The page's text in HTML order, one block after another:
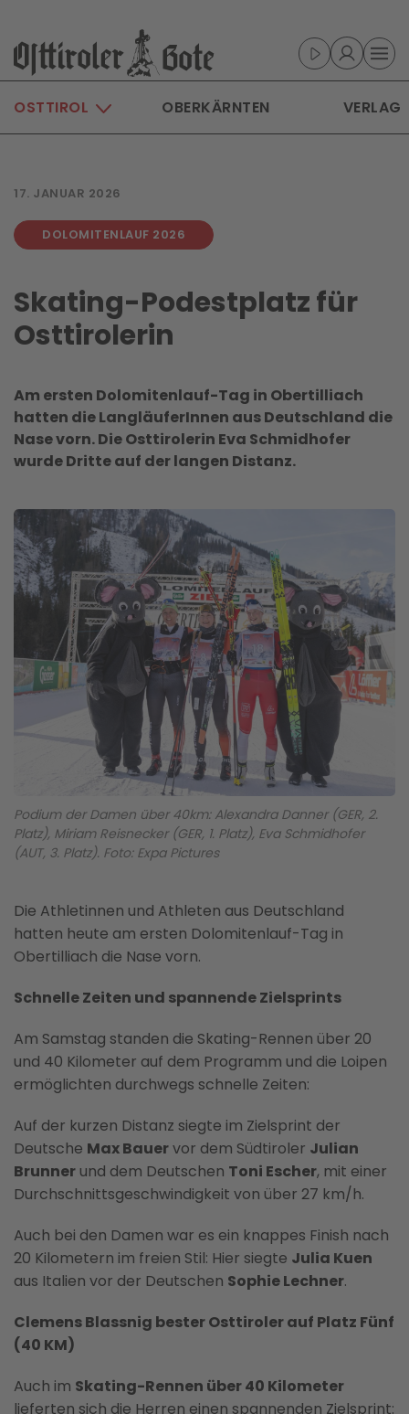
Skip to main content
OSTTIROL OBERKÄRNTEN VERLAG
17. JANUAR 2026
DOLOMITENLAUF 2026
Skating-Podestplatz für
Osttirolerin
Am ersten Dolomitenlauf-Tag in Obertilliach
hatten die LangläuferInnen aus Deutschland die
Nase vorn. Die Osttirolerin Eva Schmidhofer
wurde Dritte auf der langen Distanz.
Podium der Damen über 40km: Alexandra Danner (GER, 2.
Platz), Miriam Reisnecker (GER, 1. Platz), Eva Schmidhofer
(AUT, 3. Platz). Foto: Expa Pictures
Die Athletinnen und Athleten aus Deutschland
hatten heute am ersten Dolomitenlauf-Tag in
Obertilliach die Nase vorn.
Schnelle Zeiten und spannende Zielsprints
Am Samstag standen die Skating-Rennen über 20
und 40 Kilometer auf dem Programm und die Loipen
ermöglichten durchwegs schnelle Zeiten:
Auf der kurzen Distanz siegte im Zielsprint der
Deutsche Max Bauervor dem Südtiroler Julian
Brunner und dem Deutschen Toni Escher, mit einer
Durchschnittsgeschwindigkeit von über 27 km/h.
Auch bei den Damen war es ein knappes Finish nach
20 Kilometern im freien Stil: Hier siegte Julia Kuen
aus Italien vor der Deutschen Sophie Lechner.
Clemens Blassnig bester Osttiroler auf Platz Fünf
(40 KM)
Auch im Skating-Rennen über 40 Kilometer
lieferten sich die Herren einen spannenden Zielsprint: